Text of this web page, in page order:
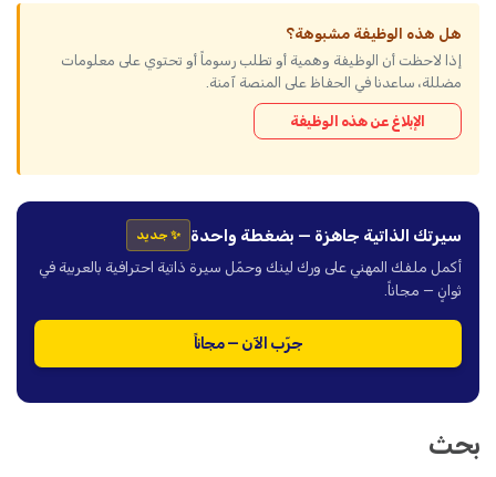
هل هذه الوظيفة مشبوهة؟
إذا لاحظت أن الوظيفة وهمية أو تطلب رسوماً أو تحتوي على معلومات
مضللة، ساعدنا في الحفاظ على المنصة آمنة.
الإبلاغ عن هذه الوظيفة
سيرتك الذاتية جاهزة — بضغطة واحدة ✨ جديد
أكمل ملفك المهني على ورك لينك وحمّل سيرة ذاتية احترافية بالعربية في
ثوانٍ — مجاناً.
جرّب الآن — مجاناً
بحث